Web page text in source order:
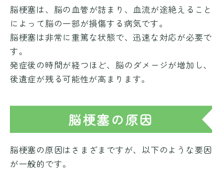
脳梗塞は、脳の血管が詰まり、血流が途絶えること
によって脳の一部が損傷する病気です。
脳梗塞は非常に重篤な状態で、迅速な対応が必要で
す。
発症後の時間が経つほど、脳のダメージが増加し、
後遺症が残る可能性が高まります。
脳梗塞の原因
脳梗塞の原因はさまざまですが、以下のような要因
が一般的です。